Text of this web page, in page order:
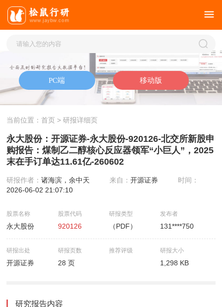
当前位置：首页 > 研报详细页
永大股份：开源证券-永大股份-920126-北交所新股申
购报告：煤制乙二醇核心反应器领军“小巨人”，2025
末在手订单达11.61亿-260602
研报作者：诸海滨，余中天 来自：开源证券
时间：
2026-06-02 21:07:10
股票名称
永大股份
股票代码
920126
研报类型
（PDF）
发布者
131****750
研报出处
开源证券
研报页数
28 页
推荐评级 研报大小
1,298 KB
研究报告内容